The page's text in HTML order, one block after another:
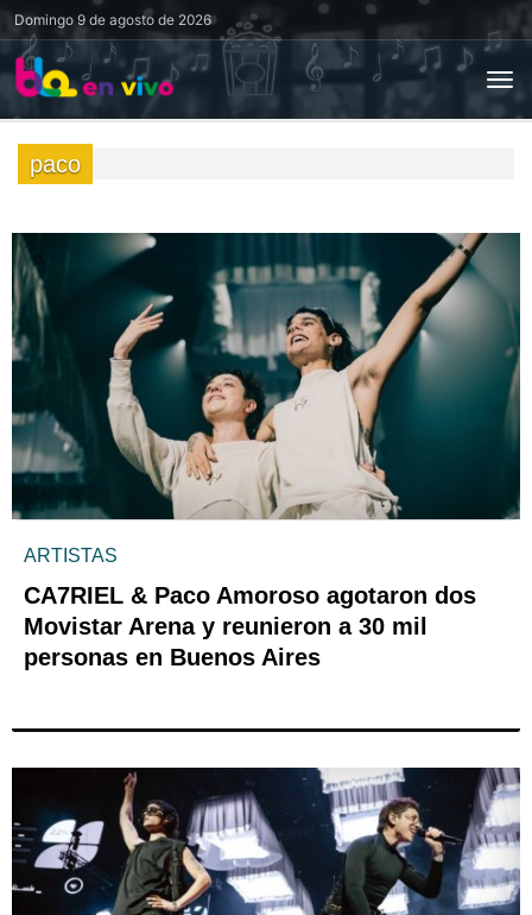
Domingo 9 de agosto de 2026
paco
ARTISTAS
CA7RIEL & Paco Amoroso agotaron dos
Movistar Arena y reunieron a 30 mil
personas en Buenos Aires